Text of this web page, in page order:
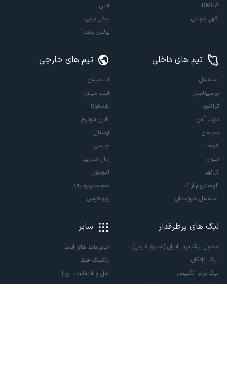
DMCA
آگهی دولتی
آنتن
پیش بینی
پخش زنده
تیم های داخلی
استقلال
پرسپولیس
تراکتور
ذوب آهن
سپاهان
فولاد
ملوان
گل‌گهر
آلومینیوم اراک
استقلال خوزستان
تیم های خارجی
آث میلان
اینتر میلان
بارسلونا
بایرن مونیخ
آرسنال
چلسی
رئال مادرید
لیورپول
منچستریونایتد
یوونتوس
لیگ های پرطرفدار
جدول لیگ برتر ایران (خلیج فارس)
لیگ آزادگان
لیگ برتر انگلیس
لالیگا اسپانیا
سایر
جام ملت های آسیا
رنکینگ فیفا
نقل و انتقالات اروپا
نقل و انتقالات ایران